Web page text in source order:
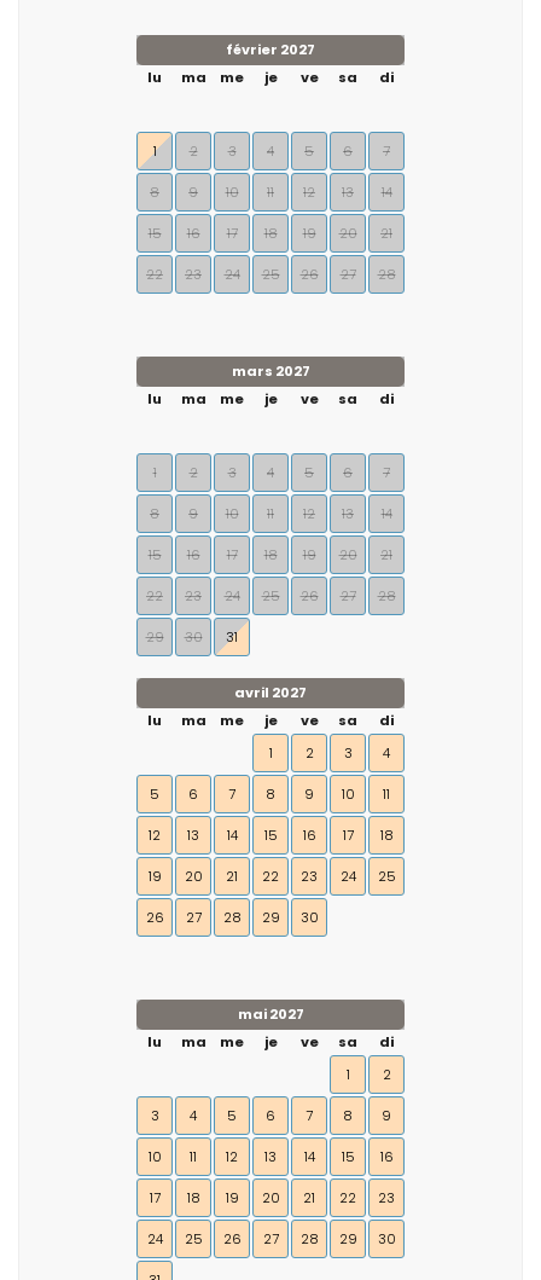
février 2027
lu
ma me je ve sa di
1 2 3 4 5 6 7
8 9 10 11 12 13 14
15 16 17 18 19 20 21
22 23 24 25 26 27 28
mars 2027
lu
ma me je ve sa di
1 2 3 4 5 6 7
8 9 10 11 12 13 14
15 16 17 18 19 20 21
22 23 24 25 26 27 28
29 30 31
avril 2027
lu
ma me je ve sa
di
1
2 3 4
5 6 7 8 9 10 11
12 13 14 15 16 17 18
19 20 21 22 23 24 25
26 27 28 29 30
mai 2027
lu
ma me je ve sa
di
1
2
3 4 5 6 7 8 9
10 11 12 13 14 15 16
17 18 19 20 21 22 23
24 25 26 27 28 29 30